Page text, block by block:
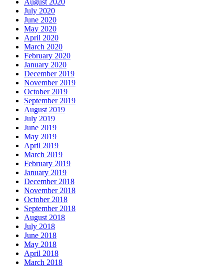
July 2020
June 2020
May 2020
April 2020
March 2020
February 2020
January 2020
December 2019
November 2019
October 2019
September 2019
August 2019
July 2019
June 2019
May 2019
April 2019
March 2019
February 2019
January 2019
December 2018
November 2018
October 2018
September 2018
August 2018
July 2018
June 2018
May 2018
April 2018
March 2018